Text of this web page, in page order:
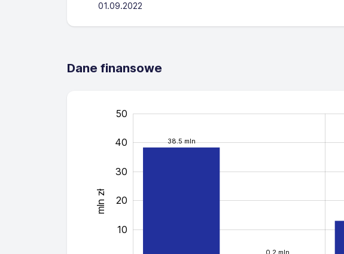
01.09.2022
Dane finansowe
38.5 mln
0.2 mln
mln zł -10
10
20
30
40
50